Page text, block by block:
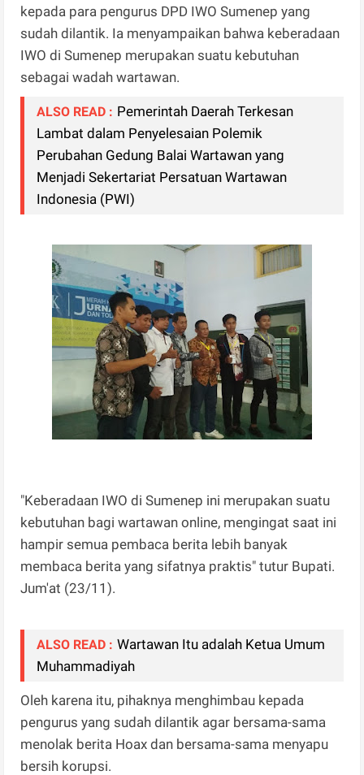
kepada para pengurus DPD IWO Sumenep yang
sudah dilantik. Ia menyampaikan bahwa keberadaan
IWO di Sumenep merupakan suatu kebutuhan
sebagai wadah wartawan.
ALSO READ : Pemerintah Daerah Terkesan
Lambat dalam Penyelesaian Polemik
Perubahan Gedung Balai Wartawan yang
Menjadi Sekertariat Persatuan Wartawan
Indonesia (PWI)
"Keberadaan IWO di Sumenep ini merupakan suatu
kebutuhan bagi wartawan online, mengingat saat ini
hampir semua pembaca berita lebih banyak
membaca berita yang sifatnya praktis" tutur Bupati.
Jum'at (23/11).
ALSO READ : Wartawan Itu adalah Ketua Umum
Muhammadiyah
Oleh karena itu, pihaknya menghimbau kepada
pengurus yang sudah dilantik agar bersama-sama
menolak berita Hoax dan bersama-sama menyapu
bersih korupsi.